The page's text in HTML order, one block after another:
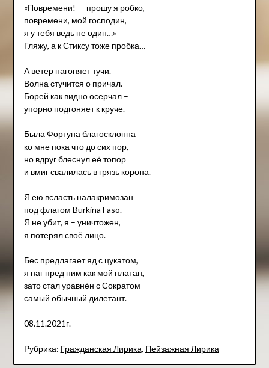
«Повремени! — прошу я робко, —
повремени, мой господин,
я у тебя ведь не один…»
Гляжу, а к Стиксу тоже пробка…
А ветер нагоняет тучи.
Волна стучится о причал.
Борей как видно осерчал –
упорно подгоняет к круче.
Была Фортуна благосклонна
ко мне пока что до сих пор,
но вдруг блеснул её топор
и вмиг свалилась в грязь корона.
Я ею всласть налакримозан
под флагом Burkina Faso.
Я не убит, я – уничтожен,
я потерял своё лицо.
Бес предлагает яд с цукатом,
я наг пред ним как мой платан,
зато стал уравнён с Сократом
самый обычный дилетант.
08.11.2021г.
Рубрика: Гражданская Лирика, Пейзажна​я Лирика